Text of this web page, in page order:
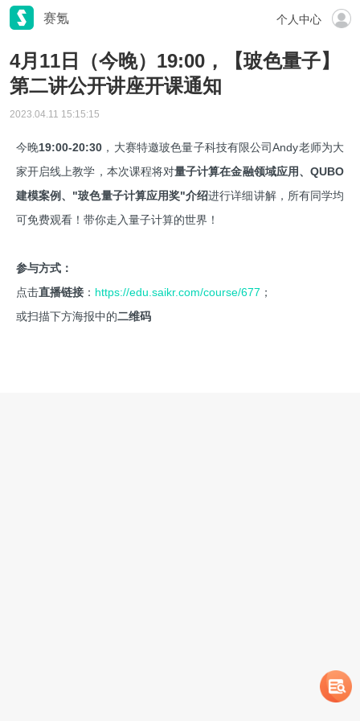
赛氪 个人中心
4月11日（今晚）19:00，【玻色量子】
第二讲公开讲座开课通知
2023.04.11 15:15:15
今晚19:00-20:30 ，大赛特邀玻色量子科技有限公司Andy老师为大
家开启线上教学，本次课程将对量子计算在金融领域应用、QUBO
建模案例、"玻色量子计算应用奖"介绍进行详细讲解，所有同学均
可免费观看！带你走入量子计算的世界！
参与方式：
点击直播链接 ： https://edu.saikr.com/course/677 ；
或扫描下方海报中的二维码